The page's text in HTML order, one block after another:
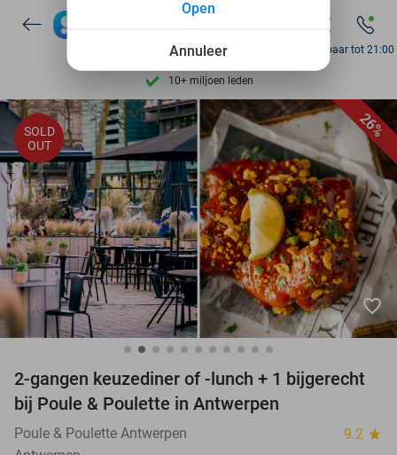
7 dagen per week beschikbaar
10+ miljoen leden
9,4 op basis van
Ontdek 15.000+ deals
7 dagen per week beschikbaar
10+ miljoen leden
Bereikbaar tot 21:00
26%
SOLD
OUT
favorite_border
2-gangen keuzediner of -lunch + 1 bijgerecht
bij Poule & Poulette in Antwerpen
Poule & Poulette Antwerpen 9.2 star
Annuleer
Open